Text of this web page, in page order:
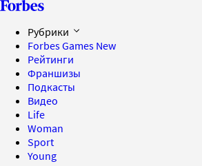
Рубрики
Forbes Games New
Рейтинги
Франшизы
Подкасты
Видео
Life
Woman
Sport
Young